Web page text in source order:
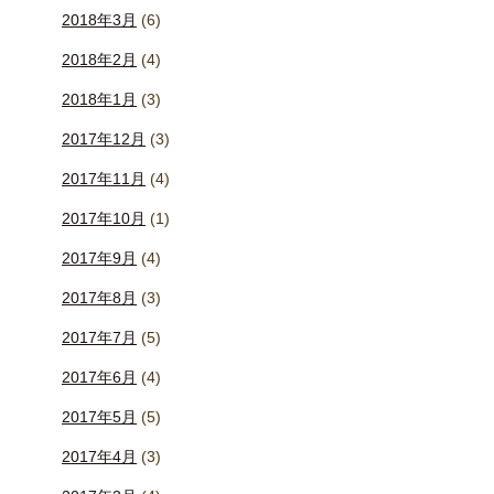
2018年3月 (6)
2018年2月 (4)
2018年1月 (3)
2017年12月 (3)
2017年11月 (4)
2017年10月 (1)
2017年9月 (4)
2017年8月 (3)
2017年7月 (5)
2017年6月 (4)
2017年5月 (5)
2017年4月 (3)